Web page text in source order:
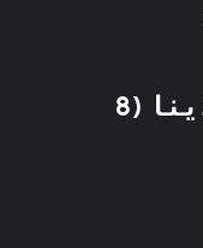
نموذج العمل المثبت لدينا (8